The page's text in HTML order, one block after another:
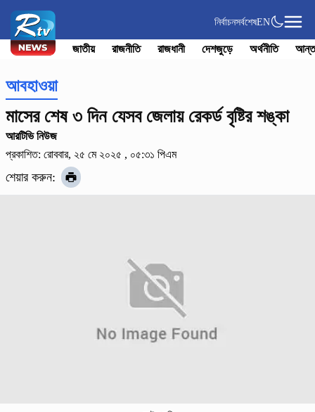
নির্বাচনসর্বশেষEN
জাতীয় রাজনীতি রাজধানী দেশজুড়ে অর্থনীতি
আবহাওয়া
মাসের শেষ ৩ দিন যেসব জেলায় রেকর্ড বৃষ্টির শঙ্কা
আরটিভি নিউজ
প্রকাশিত: রোববার, ২৫ মে ২০২৫ , ০৫:৩১ পিএম
শেয়ার করুন: